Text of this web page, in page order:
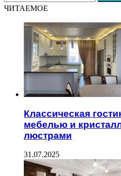
ЧИТАЕМОЕ
Классическая
мебелью и
люстрами
31.07.2025